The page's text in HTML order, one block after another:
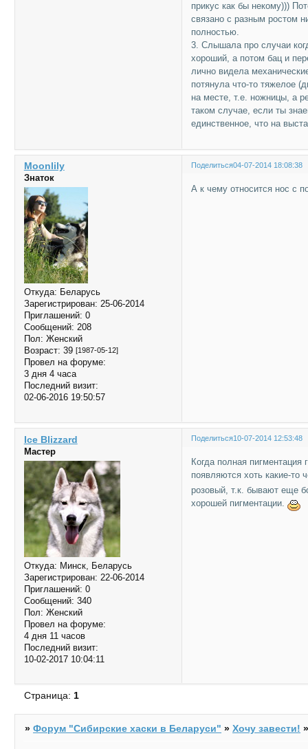
прикус как бы некому)))
связано с разным ростом
полностью.
3. Слышала про случаи
хороший, а потом бац и
лично видела
потянула что-то тяжелое
на месте, т.е. ножницы, а
таком случае, если ты
единственное, что на
Поделиться04-07-2014 18:08:38
Moonlily
Знаток
Откуда: Беларусь
Зарегистрирован: 25-06-2014
Приглашений: 0
Сообщений: 208
Пол: Женский
Возраст: 39 [1987-05-12]
Провел на форуме:
3 дня 4 часа
Последний визит:
02-06-2016 19:50:57
А к чему относится нос с
Поделиться10-07-2014 12:53:48
Ice Blizzard
Мастер
Откуда: Минск, Беларусь
Зарегистрирован: 22-06-2014
Приглашений: 0
Сообщений: 340
Пол: Женский
Провел на форуме:
4 дня 11 часов
Последний визит:
10-02-2017 10:04:11
Когда полная
появляются хоть какие-то
розовый, т.к. бывают еще
хорошей пигментации.
Страница: 1
»Форум "Cибирские хаски в Беларуси" »Хочу завести!